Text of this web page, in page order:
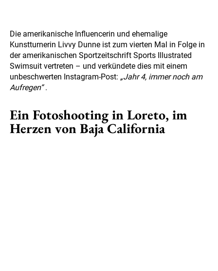
Die amerikanische Influencerin und ehemalige
Kunstturnerin Livvy Dunne ist zum vierten Mal in Folge in
der amerikanischen Sportzeitschrift Sports Illustrated
Swimsuit vertreten – und verkündete dies mit einem
unbeschwerten Instagram-Post: „Jahr 4, immer noch am
Aufregen“.
Ein Fotoshooting in Loreto, im
Herzen von Baja California